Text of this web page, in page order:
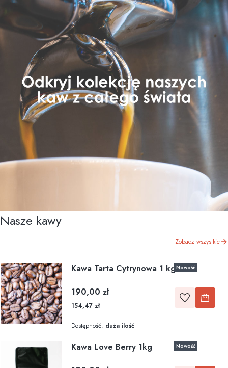
Nasze kawy
Zobacz wszystkie
Nowość
Kawa Tarta Cytrynowa 1 kg
Cena
190,00 zł
154,47 zł
Dostępność: duża ilość
Nowość
Kawa Love Berry 1kg